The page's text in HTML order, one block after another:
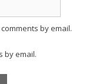
by email.
by email.